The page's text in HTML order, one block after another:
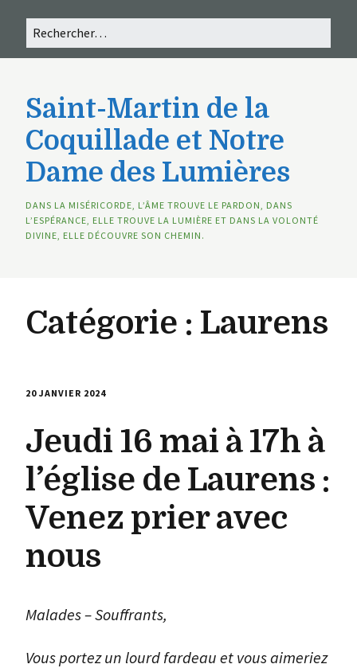
Saint-Martin de la
Coquillade et Notre
Dame des Lumières
DANS LA MISÉRICORDE, L’ÂME TROUVE LE PARDON, DANS
L’ESPÉRANCE, ELLE TROUVE LA LUMIÈRE ET DANS LA VOLONTÉ
DIVINE, ELLE DÉCOUVRE SON CHEMIN.
Catégorie : Laurens
20 JANVIER 2024
Jeudi 16 mai à 17h à
l’église de Laurens :
Venez prier avec
nous
Malades – Souffrants,
Vous portez un lourd fardeau et vous aimeriez